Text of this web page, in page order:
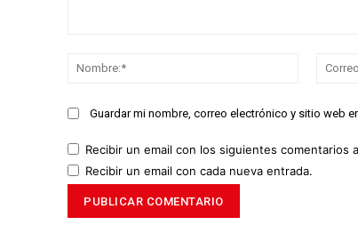
Nombre:*
Guardar mi nombre, correo electrónico y sitio web
Recibir un email con los siguientes comentarios
Recibir un email con cada nueva entrada.